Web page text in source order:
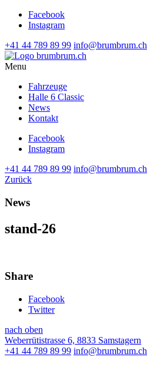
Facebook
Instagram
+41 44 789 89 99 info@brumbrum.ch
Menu
Fahrzeuge
Halle 6 Classic
News
Kontakt
Facebook
Instagram
+41 44 789 89 99 info@brumbrum.ch
Zurück
News
stand-26
Share
Facebook
Twitter
nach oben
Weberrütistrasse 6, 8833 Samstagern
+41 44 789 89 99 info@brumbrum.ch